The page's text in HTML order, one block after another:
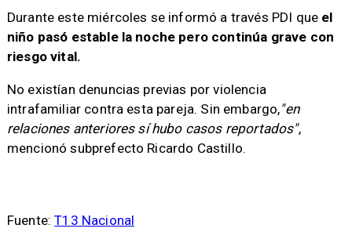
Durante este miércoles se informó a través PDI que el
niño pasó estable la noche pero continúa grave con
riesgo vital.
No existían denuncias previas por violencia
intrafamiliar contra esta pareja. Sin embargo,"en
relaciones anteriores sí hubo casos reportados",
mencionó subprefecto Ricardo Castillo.
Fuente:T13 Nacional